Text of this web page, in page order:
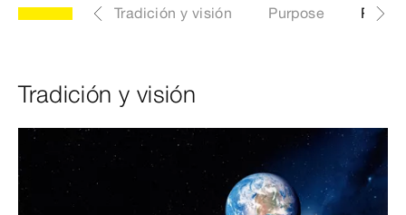
Tradición y visión Purpose
Tradición y visión